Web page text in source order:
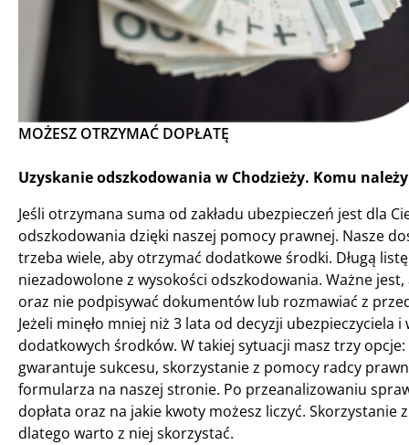
MOŻESZ OTRZYMAĆ DOPŁATĘ
Uzyskanie odszkodowania w Chodzieży. Komu
Jeśli otrzymana suma od zakładu ubezpieczeń jest dla
odszkodowania dzięki naszej pomocy prawnej. Nasze
trzeba wiele, aby otrzymać dodatkowe środki. Długą
niezadowolone z wysokości odszkodowania. Ważne
oraz nie podpisywać dokumentów lub rozmawiać z
Jeżeli minęło mniej niż 3 lata od decyzji
dodatkowych środków. W takiej sytuacji masz trzy
gwarantuje sukcesu, skorzystanie z pomocy radcy
formularza na naszej stronie. Po przeanalizowaniu
dopłata oraz na jakie kwoty możesz liczyć.
dlatego warto z niej skorzystać.